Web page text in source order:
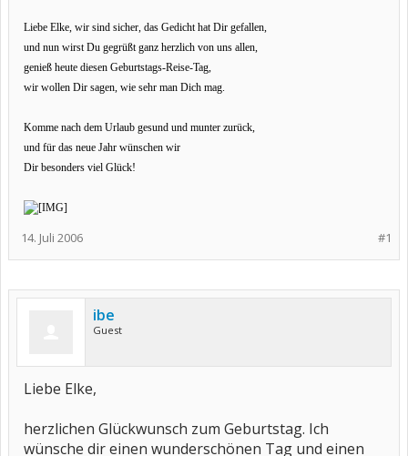
Liebe Elke, wir sind sicher, das Gedicht hat Dir gefallen,
und nun wirst Du gegrüßt ganz herzlich von uns allen,
genieß heute diesen Geburtstags-Reise-Tag,
wir wollen Dir sagen, wie sehr man Dich mag.
Komme nach dem Urlaub gesund und munter zurück,
und für das neue Jahr wünschen wir
Dir besonders viel Glück!
#1
14. Juli 2006
ibe
Guest
Liebe Elke,
herzlichen Glückwunsch zum Geburtstag. Ich
wünsche dir einen wunderschönen Tag und einen